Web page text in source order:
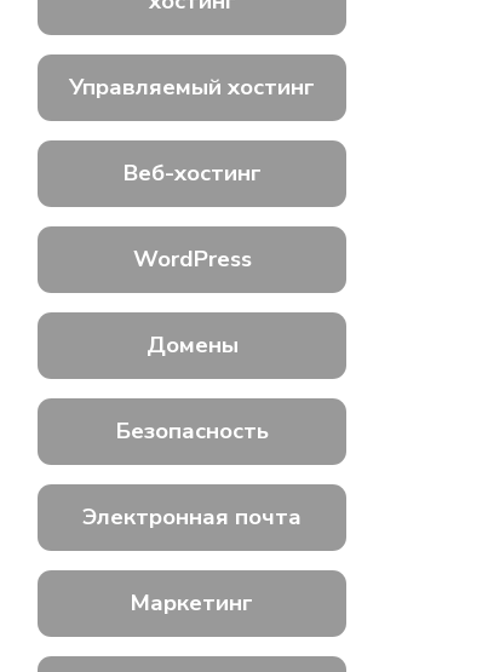
Управляемый хостинг
Веб-хостинг
WordPress
Домены
Безопасность
Электронная почта
Маркетинг